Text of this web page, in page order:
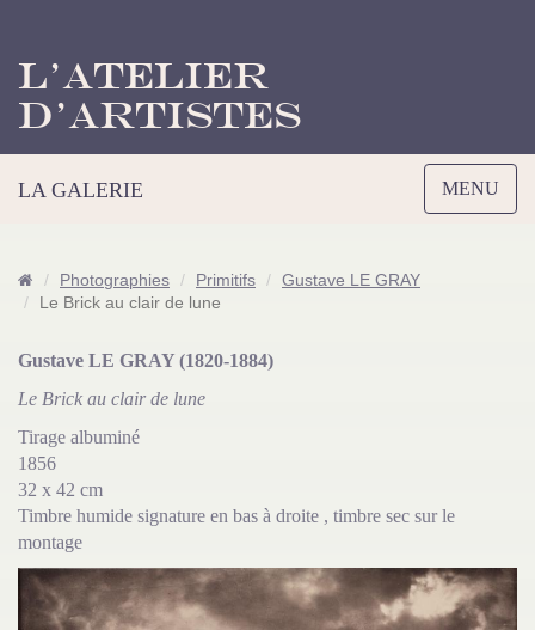
L’Atelier
d’Artistes
Toggle
navigation
MENU
LA GALERIE
Photographies Primitifs
Gustave LE GRAY
Le Brick au clair de lune
Gustave LE GRAY (1820-1884)
Le Brick au clair de lune
Tirage albuminé
1856
32 x 42 cm
Timbre humide signature en bas à droite , timbre sec sur le
montage